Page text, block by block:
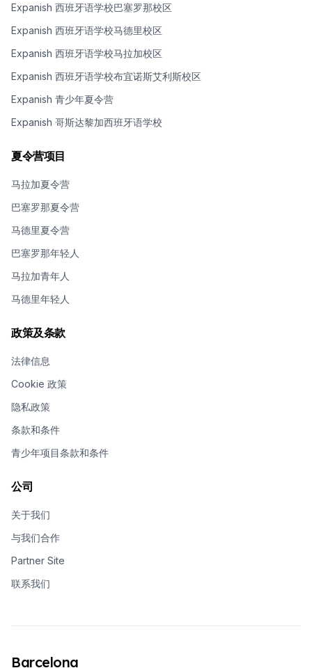
Expanish 西班牙语学校巴塞罗那校区
Expanish 西班牙语学校马德里校区
Expanish 西班牙语学校马拉加校区
Expanish 西班牙语学校布宜诺斯艾利斯校区
Expanish 青少年夏令营
Expanish 哥斯达黎加西班牙语学校
夏令营项目
马拉加夏令营
巴塞罗那夏令营
马德里夏令营
巴塞罗那年轻人
马拉加青年人
马德里年轻人
政策及条款
法律信息
Cookie 政策
隐私政策
条款和条件
青少年项目条款和条件
公司
关于我们
与我们合作
Partner Site
联系我们
Barcelona